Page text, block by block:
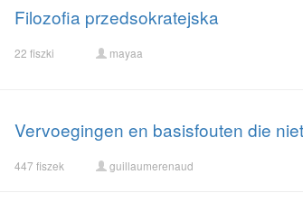
Filozofia przedsokratejska
22 fiszki mayaa
Vervoegingen en basisfouten die
447 fiszek guillaumerenaud